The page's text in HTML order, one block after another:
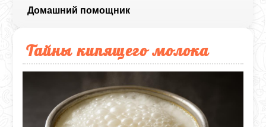
Домашний помощник
Тайны кипящего молока